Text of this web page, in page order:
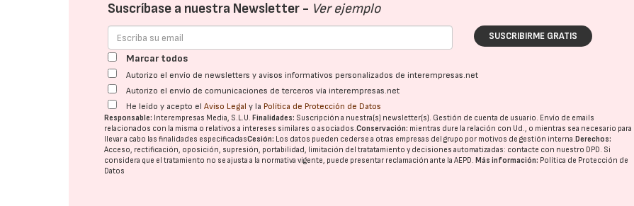
Suscríbase a nuestra Newsletter - Ver ejemplo
SUSCRIBIRME GRATIS
Marcar todos
Autorizo el envío de newsletters y avisos informativos personalizados de interempresas.net
Autorizo el envío de comunicaciones de terceros vía interempresas.net
He leído y acepto elAviso Legal y la Política de Protección de Datos
Responsable: Interempresas Media, S.L.U. Finalidades: Suscripción a nuestra(s) newsletter(s). Gestión de cuenta de usuario. Envío de emails
relacionados con la misma o relativos a intereses similares o asociados.Conservación: mientras dure la relación con Ud., o mientras sea necesario para
llevar a cabo las finalidades especificadasCesión: Los datos pueden cederse a otras empresas del grupo por motivos de gestión interna. Derechos:
Acceso, rectificación, oposición, supresión, portabilidad, limitación del tratatamiento y decisiones automatizadas: contacte con nuestro DPD. Si
considera que el tratamiento no se ajusta a la normativa vigente, puede presentar reclamación ante laAEPD. Más información: Política de Protección de
Datos